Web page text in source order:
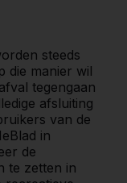
steeds
die manier wil
tegengaan
afsluiting
van de
in
de
te zetten in